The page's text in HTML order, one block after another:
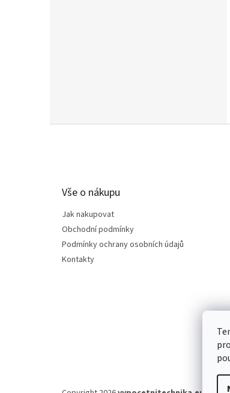
Vše o nákupu
Jak nakupovat
Obchodní podmínky
Podmínky ochrany osobních údajů
Kontakty